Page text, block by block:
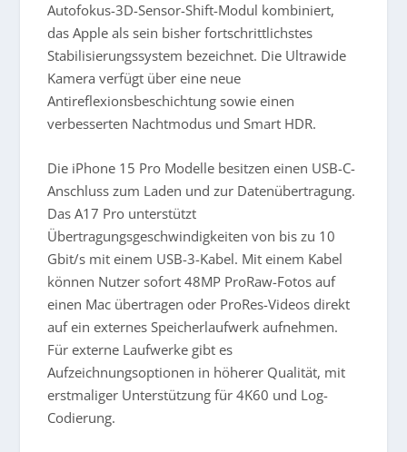
Autofokus-3D-Sensor-Shift-Modul kombiniert,
das Apple als sein bisher fortschrittlichstes
Stabilisierungssystem bezeichnet. Die Ultrawide
Kamera verfügt über eine neue
Antireflexionsbeschichtung sowie einen
verbesserten Nachtmodus und Smart HDR.
Die iPhone 15 Pro Modelle besitzen einen USB-C-
Anschluss zum Laden und zur Datenübertragung.
Das A17 Pro unterstützt
Übertragungsgeschwindigkeiten von bis zu 10
Gbit/s mit einem USB-3-Kabel. Mit einem Kabel
können Nutzer sofort 48MP ProRaw-Fotos auf
einen Mac übertragen oder ProRes-Videos direkt
auf ein externes Speicherlaufwerk aufnehmen.
Für externe Laufwerke gibt es
Aufzeichnungsoptionen in höherer Qualität, mit
erstmaliger Unterstützung für 4K60 und Log-
Codierung.